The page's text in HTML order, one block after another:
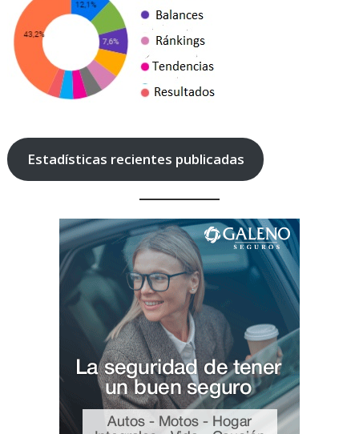
Estadísticas recientes publicadas